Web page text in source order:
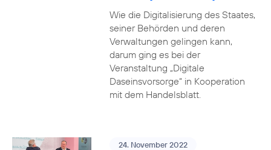
Wie die Digitalisierung des Staates,
seiner Behörden und deren
Verwaltungen gelingen kann,
darum ging es bei der
Veranstaltung „Digitale
Daseinsvorsorge“ in Kooperation
mit dem Handelsblatt.
24. November 2022